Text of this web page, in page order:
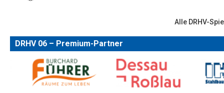
Alle DRHV-
DRHV 06 – Premium-Partner